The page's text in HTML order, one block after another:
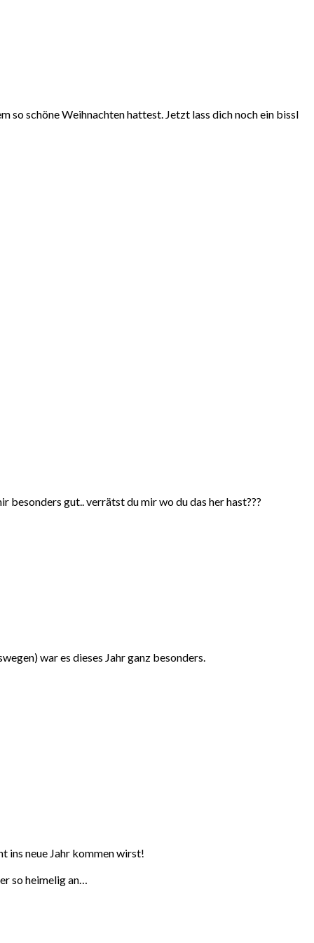
so schöne Weihnachten hattest. Jetzt lass dich noch ein bissl
besonders gut.. verrätst du mir wo du das her hast???
war es dieses Jahr ganz besonders.
ins neue Jahr kommen wirst!
so heimelig an…